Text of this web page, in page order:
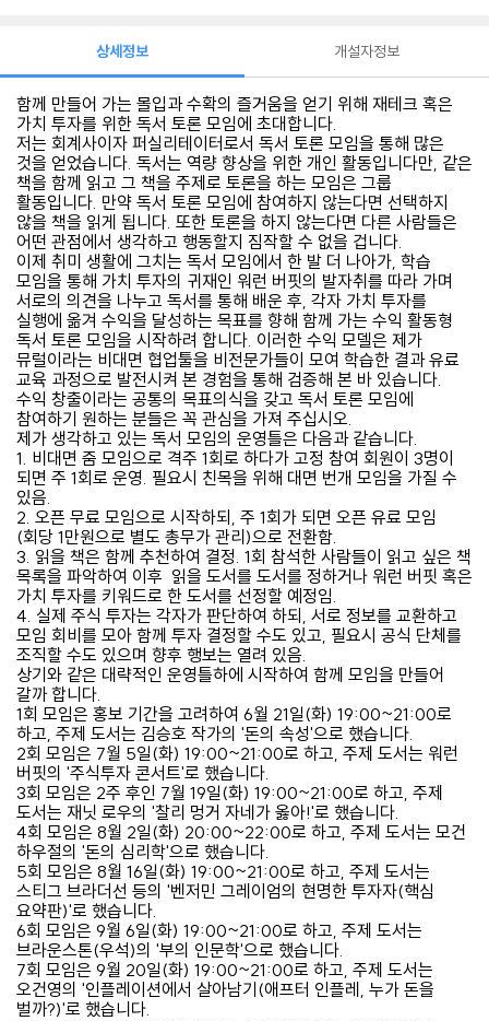
상세정보
함께 만들어 가는 몰입과 수확의 즐거움을 얻기 위해 재테크 혹은
가치 투자를 위한 독서 토론 모임에 초대합니다.
저는 회계사이자 퍼실리테이터로서 독서 토론 모임을 통해 많은
것을 얻었습니다. 독서는 역량 향상을 위한 개인 활동입니다만, 같은
책을 함께 읽고 그 책을 주제로 토론을 하는 모임은 그룹
활동입니다. 만약 독서 토론 모임에 참여하지 않는다면 선택하지
않을 책을 읽게 됩니다. 또한 토론을 하지 않는다면 다른 사람들은
어떤 관점에서 생각하고 행동할지 짐작할 수 없을 겁니다.
이제 취미 생활에 그치는 독서 모임에서 한 발 더 나아가, 학습
모임을 통해 가치 투자의 귀재인 워런 버핏의 발자취를 따라 가며
서로의 의견을 나누고 독서를 통해 배운 후, 각자 가치 투자를
실행에 옮겨 수익을 달성하는 목표를 향해 함께 가는 수익 활동형
독서 토론 모임을 시작하려 합니다. 이러한 수익 모델은 제가
뮤럴이라는 비대면 협업툴을 비전문가들이 모여 학습한 결과 유료
교육 과정으로 발전시켜 본 경험을 통해 검증해 본 바 있습니다.
수익 창출이라는 공통의 목표의식을 갖고 독서 토론 모임에
참여하기 원하는 분들은 꼭 관심을 가져 주십시오.
제가 생각하고 있는 독서 모임의 운영틀은 다음과 같습니다.
1. 비대면 줌 모임으로 격주 1회로 하다가 고정 참여 회원이 3명이
되면 주 1회로 운영. 필요시 친목을 위해 대면 번개 모임을 가질 수
있음.
2. 오픈 무료 모임으로 시작하되, 주 1회가 되면 오픈 유료 모임
(회당 1만원으로 별도 총무가 관리)으로 전환함.
3. 읽을 책은 함께 추천하여 결정. 1회 참석한 사람들이 읽고 싶은 책
목록을 파악하여 이후 읽을 도서를 도서를 정하거나 워런 버핏 혹은
가치 투자를 키워드로 한 도서를 선정할 예정임.
4. 실제 주식 투자는 각자가 판단하여 하되, 서로 정보를 교환하고
모임 회비를 모아 함께 투자 결정할 수도 있고, 필요시 공식 단체를
조직할 수도 있으며 향후 행보는 열려 있음.
상기와 같은 대략적인 운영틀하에 시작하여 함께 모임을 만들어
갈까 합니다.
1회 모임은 홍보 기간을 고려하여 6월 21일(화) 19:00~21:00로
하고, 주제 도서는 김승호 작가의 '돈의 속성'으로 했습니다.
2회 모임은 7월 5일(화) 19:00~21:00로 하고, 주제 도서는 워런
버핏의 '주식투자 콘서트'로 했습니다.
3회 모임은 2주 후인 7월 19일(화) 19:00~21:00로 하고, 주제
도서는 재닛 로우의 '찰리 멍거 자네가 옳아!'로 했습니다.
4회 모임은 8월 2일(화) 20:00~22:00로 하고, 주제 도서는 모건
하우절의 '돈의 심리학'으로 했습니다.
5회 모임은 8월 16일(화) 19:00~21:00로 하고, 주제 도서는
스티그 브라더선 등의 '벤저민 그레이엄의 현명한 투자자(핵심
요약판)'로 했습니다.
6회 모임은 9월 6일(화) 19:00~21:00로 하고, 주제 도서는
브라운스톤(우석)의 '부의 인문학'으로 했습니다.
7회 모임은 9월 20일(화) 19:00~21:00로 하고, 주제 도서는
오건영의 '인플레이션에서 살아남기(애프터 인플레, 누가 돈을
벌까?)'로 했습니다.
개설자정보